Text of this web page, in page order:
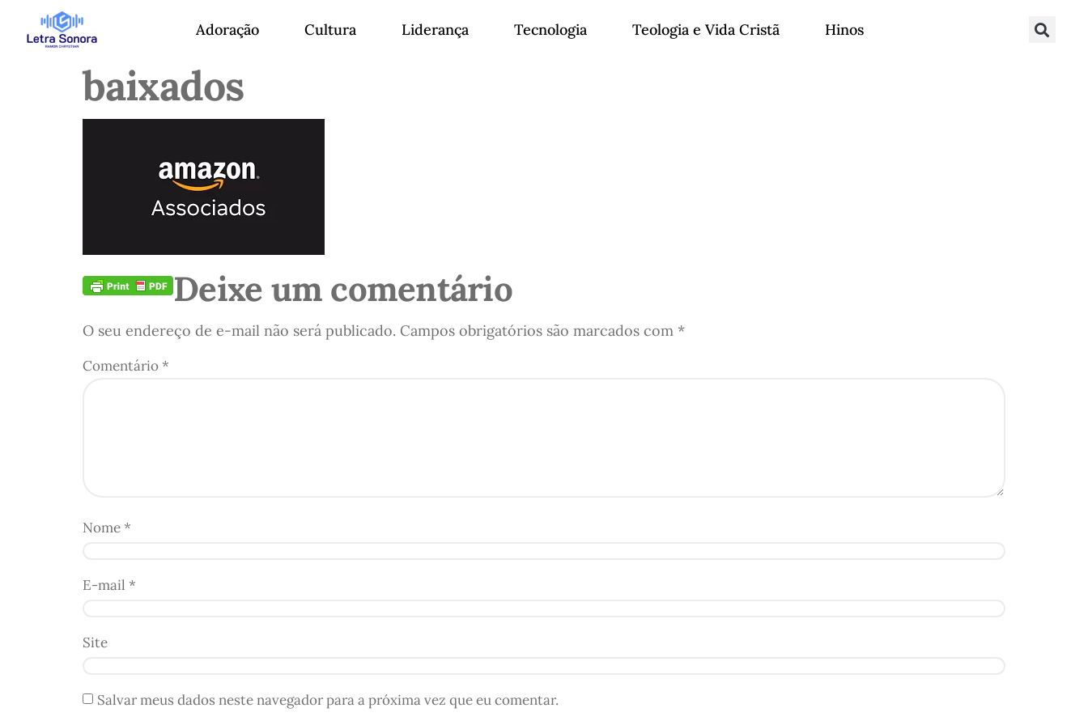
Adoração Cultura Liderança Tecnologia Teologia e Vida Cristã Hinos
baixados
Deixe um comentário
O seu endereço de e-mail não será publicado. Campos obrigatórios são marcados com *
Comentário*
Nome*
E-mail *
Site
Salvar meus dados neste navegador para a próxima vez que eu comentar.